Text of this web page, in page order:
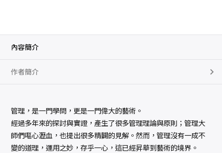
內容簡介
作者簡介
管理，是一門學問，更是一門偉大的藝術。
經過多年來的探討與實證，產生了很多管理理論與原則；管理大
師們嘔心瀝血，也提出很多精闢的見解。然而，管理沒有一成不
變的道理，運用之妙，存乎一心，這已經昇華到藝術的境界。